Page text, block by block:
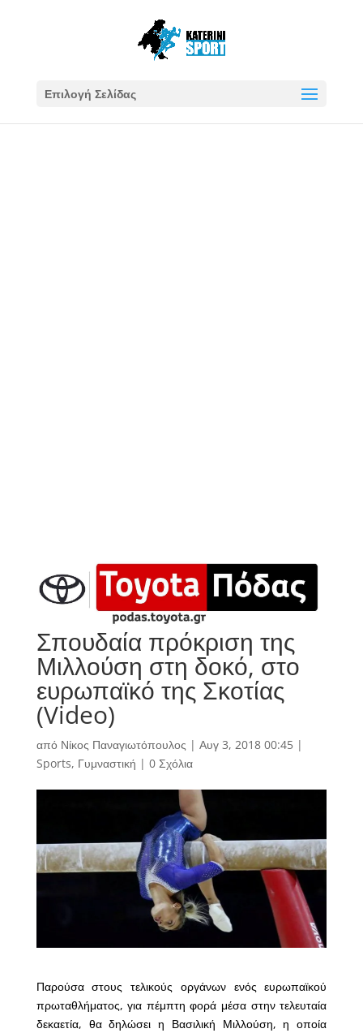
Επιλογή Σελίδας
Σπουδαία πρόκριση της
Μιλλούση στη δοκό, στο
ευρωπαϊκό της Σκοτίας
(Video)
από Νίκος Παναγιωτόπουλος | Αυγ 3, 2018 00:45|
Sports, Γυμναστική | 0 Σχόλια
Παρούσα στους τελικούς οργάνων ενός ευρωπαϊκού
πρωταθλήματος, για πέμπτη φορά μέσα στην τελευταία
δεκαετία, θα δηλώσει η Βασιλική Μιλλούση, η οποία